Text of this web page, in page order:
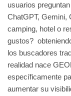
usuarios
ChatGPT, Gemini,
camping, hotel o
gustos?
los buscadores
realidad nace
específicamente
aumentar su